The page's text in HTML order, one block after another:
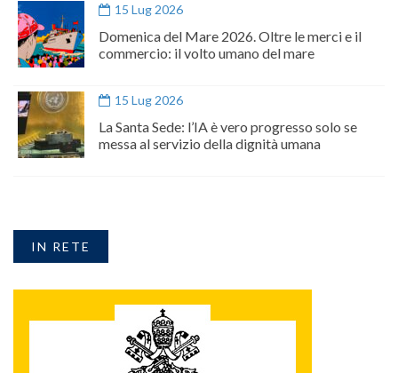
15 Lug 2026
Domenica del Mare 2026. Oltre le merci e il
commercio: il volto umano del mare
15 Lug 2026
La Santa Sede: l’IA è vero progresso solo se
messa al servizio della dignità umana
IN RETE